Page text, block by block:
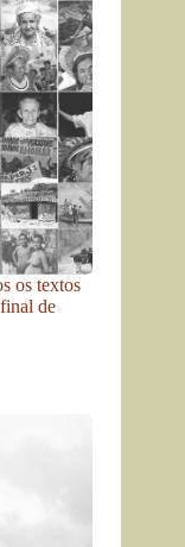
os textos
de